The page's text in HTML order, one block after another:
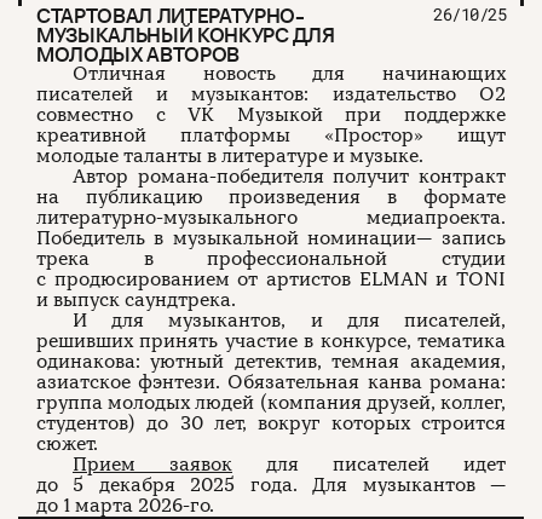
СТАРТОВАЛ ЛИТЕРАТУРНО-
МУЗЫКАЛЬНЫЙ КОНКУРС ДЛЯ
МОЛОДЫХ АВТОРОВ
26/10/25
Отличная новость для начинающих
писателей и музыкантов: издательство О2
совместно с VK Музыкой при поддержке
креативной платформы «Простор» ищут
молодые таланты в литературе и музыке.
Автор романа-победителя получит контракт
на публикацию произведения в формате
литературно-музыкального медиапроекта.
Победитель в музыкальной номинации— запись
трека в профессиональной студии
с продюсированием от артистов ELMAN и TONI
и выпуск саундтрека.
И для музыкантов, и для писателей,
решивших принять участие в конкурсе, тематика
одинакова: уютный детектив, темная академия,
азиатское фэнтези. Обязательная канва романа:
группа молодых людей (компания друзей, коллег,
студентов) до 30 лет, вокруг которых строится
сюжет.
Прием заявокдля писателей идет
до 5 декабря 2025 года. Для музыкантов —
до 1 марта 2026-го.